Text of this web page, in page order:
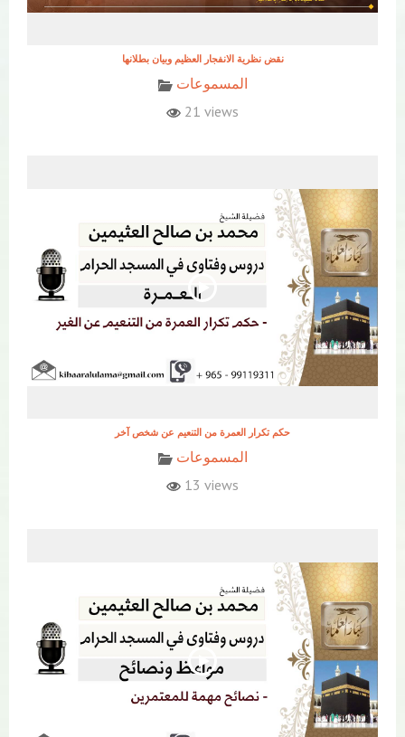
نقض نظرية الانفجار العظيم وبيان بطلانها
المسموعات
21 views
حكم تكرار العمرة من التنعيم عن شخص آخر
المسموعات
13 views